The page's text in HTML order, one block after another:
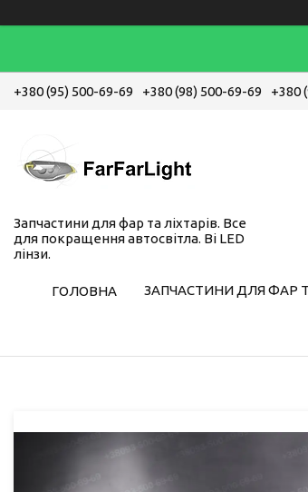
+380 (95) 500-69-69 +380 (98) 500-69-69 +380
Запчастини для фар та ліхтарів. Все
для покращення автосвітла. Bi LED
лінзи.
ГОЛОВНА ЗАПЧАСТИНИ ДЛЯ ФАР